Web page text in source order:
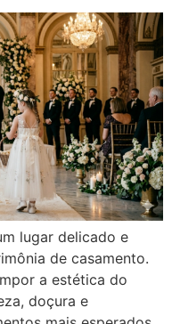
lugar delicado e
de casamento.
a estética do
doçura e